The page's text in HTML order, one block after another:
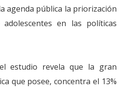
agenda pública la priorización
en las políticas
estudio revela que la gran
que posee, concentra el 13%